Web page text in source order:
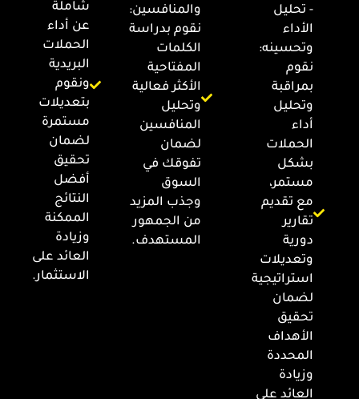
- تحليل
الأداء
وتحسينه:
نقوم
بمراقبة
وتحليل
أداء
الحملات
بشكل
مستمر،
مع تقديم
تقارير
دورية
وتعديلات
استراتيجية
لضمان
تحقيق
الأهداف
المحددة
وزيادة
العائد على
والمنافسين:
نقوم بدراسة
الكلمات
المفتاحية
الأكثر فعالية
وتحليل
المنافسين
لضمان
تفوقك في
السوق
وجذب المزيد
من الجمهور
المستهدف.
شاملة
عن أداء
الحملات
البريدية
ونقوم
بتعديلات
مستمرة
لضمان
تحقيق
أفضل
النتائج
الممكنة
وزيادة
العائد على
الاستثمار.